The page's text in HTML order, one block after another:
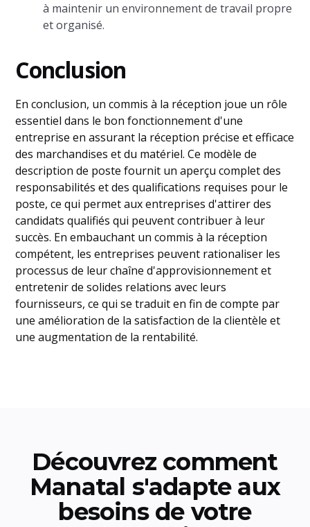
à maintenir un environnement de travail propre
et organisé.
Conclusion
En conclusion, un commis à la réception joue un rôle
essentiel dans le bon fonctionnement d'une
entreprise en assurant la réception précise et efficace
des marchandises et du matériel. Ce modèle de
description de poste fournit un aperçu complet des
responsabilités et des qualifications requises pour le
poste, ce qui permet aux entreprises d'attirer des
candidats qualifiés qui peuvent contribuer à leur
succès. En embauchant un commis à la réception
compétent, les entreprises peuvent rationaliser les
processus de leur chaîne d'approvisionnement et
entretenir de solides relations avec leurs
fournisseurs, ce qui se traduit en fin de compte par
une amélioration de la satisfaction de la clientèle et
une augmentation de la rentabilité.
Découvrez comment
Manatal s'adapte aux
besoins de votre